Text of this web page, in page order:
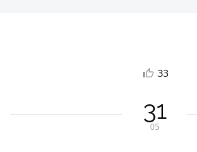
33
31
05